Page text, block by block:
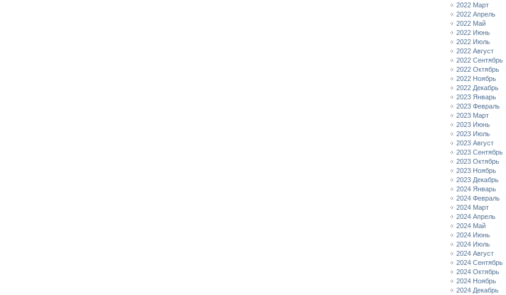
2022 Март
2022 Апрель
2022 Май
2022 Июнь
2022 Июль
2022 Август
2022 Сентябрь
2022 Октябрь
2022 Ноябрь
2022 Декабрь
2023 Январь
2023 Февраль
2023 Март
2023 Июнь
2023 Июль
2023 Август
2023 Сентябрь
2023 Октябрь
2023 Ноябрь
2023 Декабрь
2024 Январь
2024 Февраль
2024 Март
2024 Апрель
2024 Май
2024 Июнь
2024 Июль
2024 Август
2024 Сентябрь
2024 Октябрь
2024 Ноябрь
2024 Декабрь